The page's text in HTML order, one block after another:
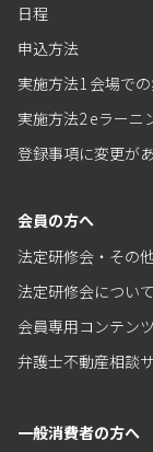
日程
申込方法
実施方法1 会場で
実施方法2 eラーニ
登録事項に変更が
会員の方へ
法定研修会・その
法定研修会について
会員専用コンテンツ
弁護士不動産相談
一般消費者の方へ